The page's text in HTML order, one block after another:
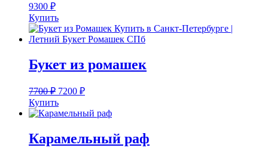
9300 ₽
Купить
Букет из ромашек
7700₽ 7200 ₽
Купить
Карамельный раф